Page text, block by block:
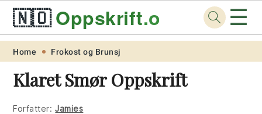
Skip
primary
navigation
Skip
main
content
Skip
primary
sidebar
Skip
footer
🇳🇴Oppskrift.org ☰
Home Frokost og Brunsj
Klaret Smør Oppskrift
Forfatter: Jamies